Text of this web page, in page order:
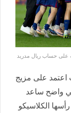
اعتمد على مزيج
واضح ساعد
الكلاسيكو